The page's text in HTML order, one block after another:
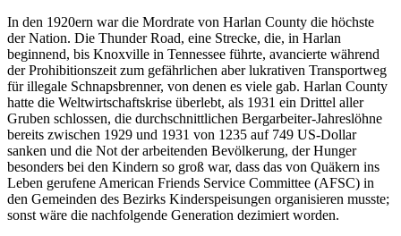
In den 1920ern war die Mordrate von Harlan County die höchste
der Nation. Die Thunder Road, eine Strecke, die, in Harlan
beginnend, bis Knoxville in Tennessee führte, avancierte während
der Prohibitionszeit zum gefährlichen aber lukrativen Transportweg
für illegale Schnapsbrenner, von denen es viele gab. Harlan County
hatte die Weltwirtschaftskrise überlebt, als 1931 ein Drittel aller
Gruben schlossen, die durchschnittlichen Bergarbeiter-Jahreslöhne
bereits zwischen 1929 und 1931 von 1235 auf 749 US-Dollar
sanken und die Not der arbeitenden Bevölkerung, der Hunger
besonders bei den Kindern so groß war, dass das von Quäkern ins
Leben gerufene American Friends Service Committee (AFSC) in
den Gemeinden des Bezirks Kinderspeisungen organisieren musste;
sonst wäre die nachfolgende Generation dezimiert worden.